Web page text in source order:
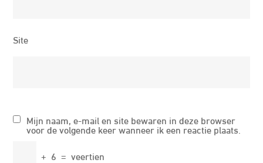
Site
Mijn naam, e-mail en site bewaren in deze browser
voor de volgende keer wanneer ik een reactie plaats.
+ 6 = veertien